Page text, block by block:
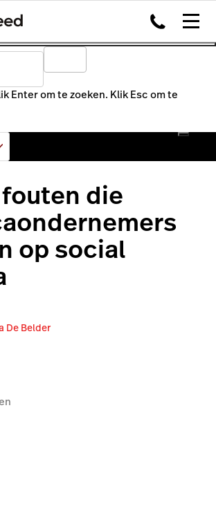
Enter om te zoeken. Klik Esc om te
fouten die
op social
De Belder